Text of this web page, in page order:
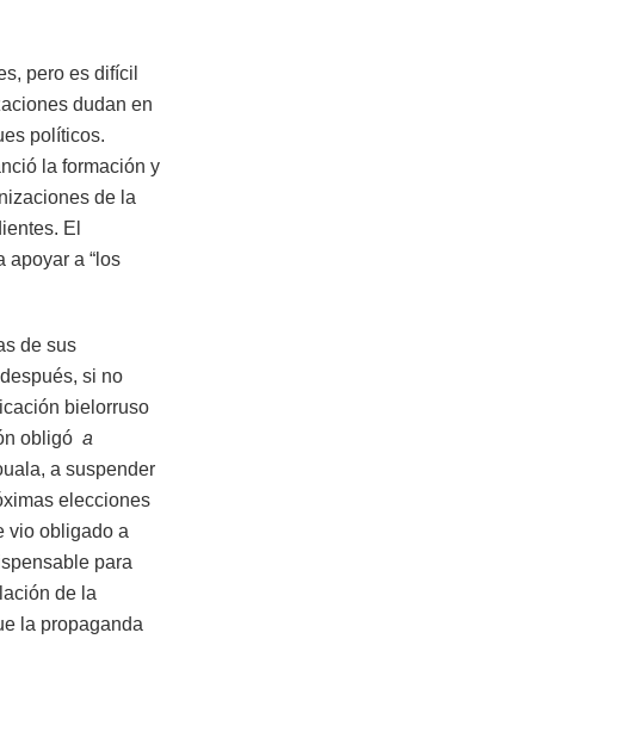
pero es difícil
dudan en
políticos.
la formación y
de la
El
apoyar a “los
de sus
si no
bielorruso
obligó a
a suspender
elecciones
vio obligado a
para
de la
la propaganda